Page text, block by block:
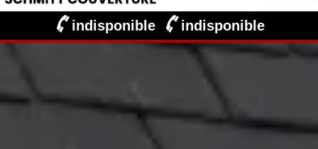
indisponible indisponible